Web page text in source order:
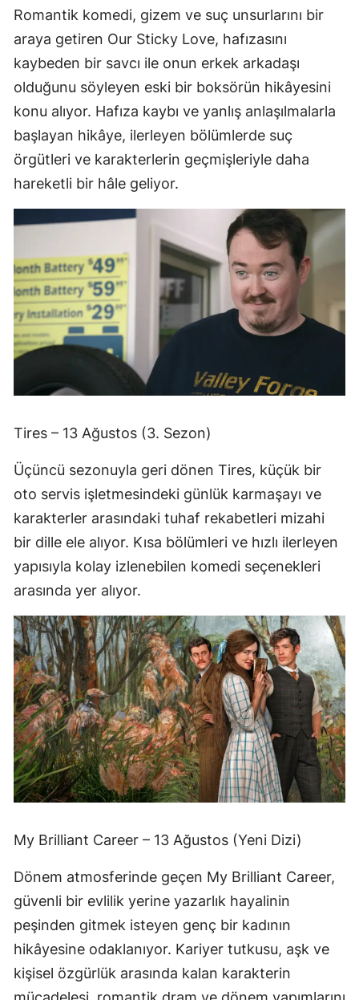
Romantik komedi, gizem ve suç unsurlarını bir
araya getiren Our Sticky Love, hafızasını
kaybeden bir savcı ile onun erkek arkadaşı
olduğunu söyleyen eski bir boksörün hikâyesini
konu alıyor. Hafıza kaybı ve yanlış anlaşılmalarla
başlayan hikâye, ilerleyen bölümlerde suç
örgütleri ve karakterlerin geçmişleriyle daha
hareketli bir hâle geliyor.
Tires – 13 Ağustos (3. Sezon)
Üçüncü sezonuyla geri dönen Tires, küçük bir
oto servis işletmesindeki günlük karmaşayı ve
karakterler arasındaki tuhaf rekabetleri mizahi
bir dille ele alıyor. Kısa bölümleri ve hızlı ilerleyen
yapısıyla kolay izlenebilen komedi seçenekleri
arasında yer alıyor.
My Brilliant Career – 13 Ağustos (Yeni Dizi)
Dönem atmosferinde geçen My Brilliant Career,
güvenli bir evlilik yerine yazarlık hayalinin
peşinden gitmek isteyen genç bir kadının
hikâyesine odaklanıyor. Kariyer tutkusu, aşk ve
kişisel özgürlük arasında kalan karakterin